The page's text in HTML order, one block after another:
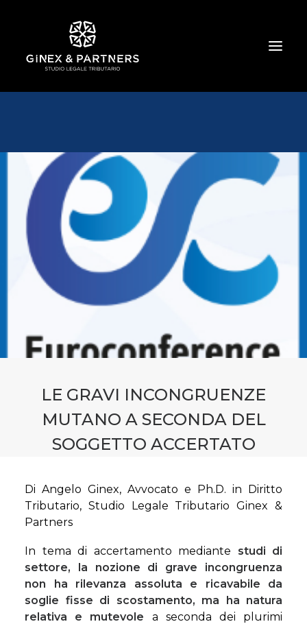
CHI SIAMO
TRIBUTARIO E PENALE TRIBUTARIO
GESTIONE E PROTEZIONE DEL PATRIMONIO
SOCIETARIO E CONTRATTUALISTICA
COMMERCIO INTERNAZIONALE
BANCARIO E FINANZIARIO
NEWS ED EVENTI
LE GRAVI INCONGRUENZE
MUTANO A SECONDA DEL
SOGGETTO ACCERTATO
Di Angelo Ginex, Avvocato e Ph.D. in Diritto
Tributario, Studio Legale Tributario Ginex &
Partners
In tema di accertamento mediante studi di
settore, la nozione di grave incongruenza
non ha rilevanza assoluta e ricavabile da
soglie fisse di scostamento, ma ha natura
relativa e mutevole a seconda dei plurimi